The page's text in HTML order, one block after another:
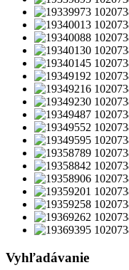
Vyhľadávanie